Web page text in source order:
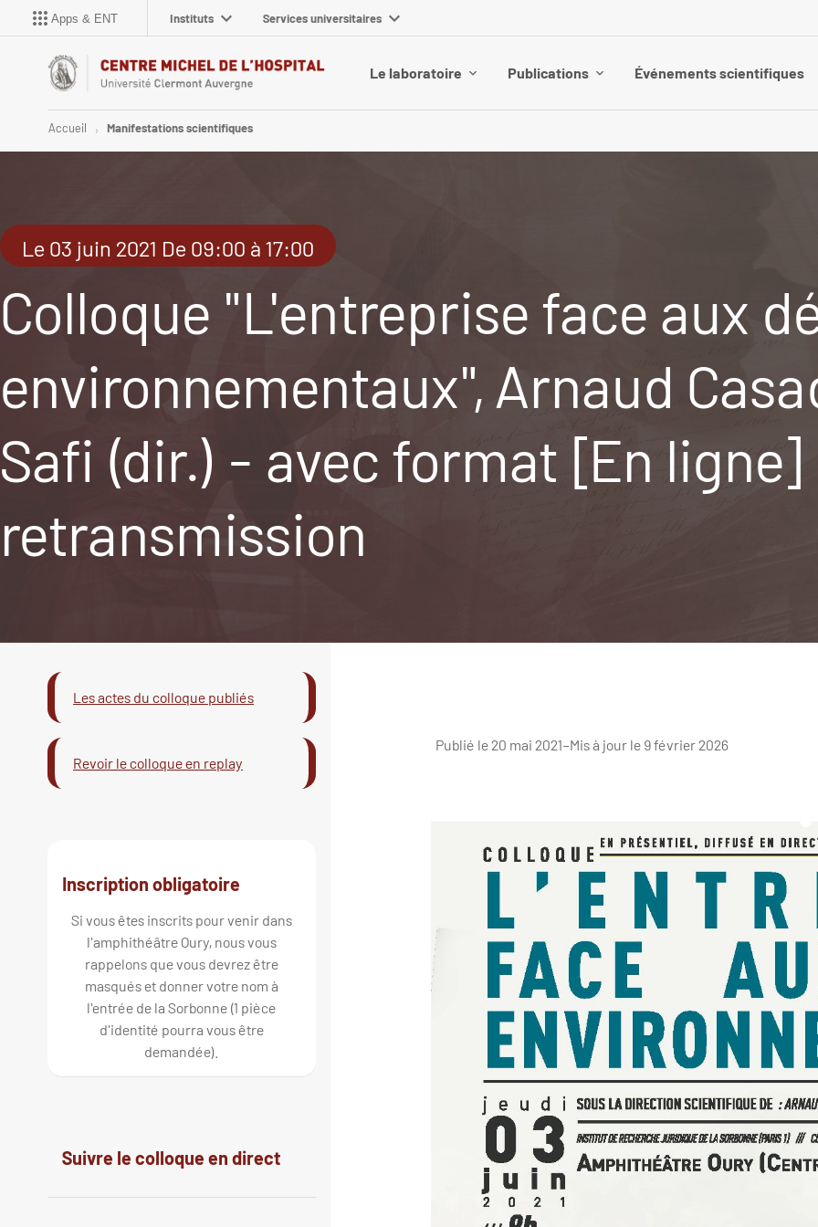
Apps & ENT Instituts Services universitaires
Le laboratoire Publications Événements scientifiques
Accueil Manifestations scientifiques
Le 03 juin 2021 De 09:00 à 17:00
Colloque "L'entreprise face aux
environnementaux", Arnaud
Safi (dir.) - avec format [En
retransmission
Publié le 20 mai 2021–Mis à jour le 9 février 2026
Les actes du colloque publiés
Revoir le colloque en replay
Inscription obligatoire
Si vous êtes inscrits pour venir dans
l'amphithéâtre Oury, nous vous
rappelons que vous devrez être
masqués et donner votre nom à
l'entrée de la Sorbonne (1 pièce
d'identité pourra vous être
demandée).
Suivre le colloque en direct